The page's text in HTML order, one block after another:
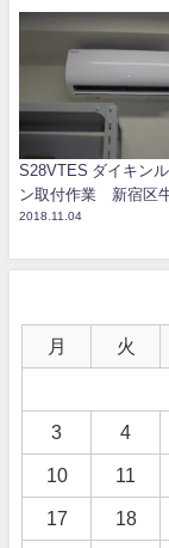
S28VTES ダイキン
ン取付作業 新宿区牛
2018.11.04
月 火
3 4
10 11
17 18